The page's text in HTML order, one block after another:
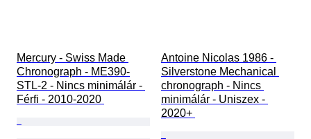
Mercury - Swiss Made
Chronograph - ME390-
STL-2 - Nincs minimálár -
Férfi - 2010-2020
Antoine Nicolas 1986 -
Silverstone Mechanical
chronograph - Nincs
minimálár - Uniszex -
2020+